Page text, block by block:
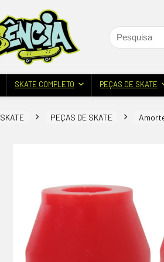
SKATE COMPLETO PEÇAS DE SKATE
SKATE PEÇAS DE SKATE